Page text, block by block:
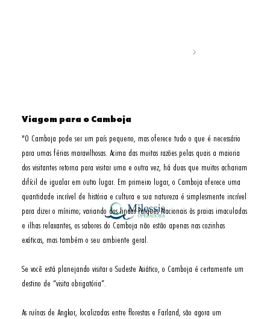
Viagem para o Camboja
"O Camboja pode ser um país pequeno, mas oferece tudo o que é necessário
para umas férias maravilhosas. Acima das muitas razões pelas quais a maioria
dos visitantes retorna para visitar uma e outra vez, há duas que muitos achariam
difícil de igualar em outro lugar. Em primeiro lugar, o Camboja oferece uma
quantidade incrível de história e cultura e sua natureza é simplesmente incrível
para dizer o mínimo; variando dos lindos Parques Nacionais às praias imaculadas
e ilhas relaxantes, os sabores do Camboja não estão apenas nas cozinhas
exóticas, mas também o seu ambiente geral.
Se você está planejando visitar o Sudeste Asiático, o Camboja é certamente um
destino de “visita obrigatória”.
As ruínas de Angkor, localizadas entre florestas e Farland, são agora um